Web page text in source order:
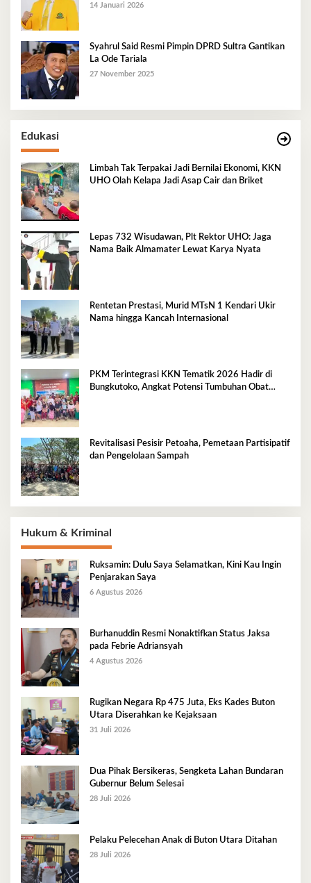
14 Januari 2026
Syahrul Said Resmi Pimpin DPRD Sultra Gantikan
La Ode Tariala
27 November 2025
Edukasi
Limbah Tak Terpakai Jadi Bernilai Ekonomi, KKN
UHO Olah Kelapa Jadi Asap Cair dan Briket
Lepas 732 Wisudawan, Plt Rektor UHO: Jaga
Nama Baik Almamater Lewat Karya Nyata
Rentetan Prestasi, Murid MTsN 1 Kendari Ukir
Nama hingga Kancah Internasional
PKM Terintegrasi KKN Tematik 2026 Hadir di
Bungkutoko, Angkat Potensi Tumbuhan Obat
Revitalisasi Pesisir Petoaha, Pemetaan Partisipatif
dan Pengelolaan Sampah
Hukum & Kriminal
Ruksamin: Dulu Saya Selamatkan, Kini Kau Ingin
Penjarakan Saya
6 Agustus 2026
Burhanuddin Resmi Nonaktifkan Status Jaksa
pada Febrie Adriansyah
4 Agustus 2026
Rugikan Negara Rp 475 Juta, Eks Kades Buton
Utara Diserahkan ke Kejaksaan
31 Juli 2026
Dua Pihak Bersikeras, Sengketa Lahan Bundaran
Gubernur Belum Selesai
28 Juli 2026
Pelaku Pelecehan Anak di Buton Utara Ditahan
28 Juli 2026